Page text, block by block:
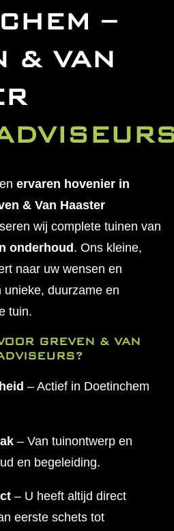
–
& VAN
ervaren hovenier in
& Van Haaster
wij complete tuinen van
onderhoud . Ons kleine,
naar uw wensen en
duurzame en
tuin.
GREVEN & VAN
– Actief in Doetinchem
– Van tuinontwerp en
en begeleiding.
– U heeft altijd direct
eerste schets tot